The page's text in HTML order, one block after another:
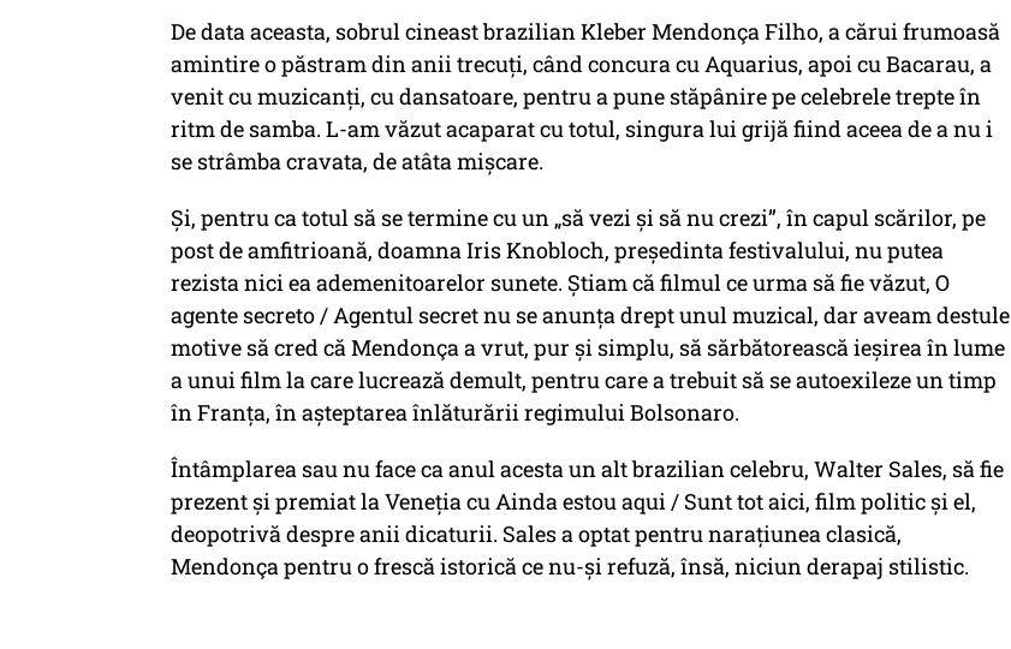
De data aceasta, sobrul cineast brazilian Kleber Mendonça Filho, a cărui frumoasă
amintire o păstram din anii trecuți, când concura cu Aquarius, apoi cu Bacarau, a
venit cu muzicanți, cu dansatoare, pentru a pune stăpânire pe celebrele trepte în
ritm de samba. L-am văzut acaparat cu totul, singura lui grijă fiind aceea de a nu i
se strâmba cravata, de atâta mișcare.
Și, pentru ca totul să se termine cu un „să vezi și să nu crezi”, în capul scărilor, pe
post de amfitrioană, doamna Iris Knobloch, președinta festivalului, nu putea
rezista nici ea ademenitoarelor sunete. Știam că filmul ce urma să fie văzut, O
agente secreto / Agentul secret nu se anunța drept unul muzical, dar aveam destule
motive să cred că Mendonça a vrut, pur și simplu, să sărbătorească ieșirea în lume
a unui film la care lucrează demult, pentru care a trebuit să se autoexileze un timp
în Franța, în așteptarea înlăturării regimului Bolsonaro.
Întâmplarea sau nu face ca anul acesta un alt brazilian celebru, Walter Sales, să fie
prezent și premiat la Veneția cu Ainda estou aqui / Sunt tot aici, film politic și el,
deopotrivă despre anii dicaturii. Sales a optat pentru narațiunea clasică,
Mendonça pentru o frescă istorică ce nu-și refuză, însă, niciun derapaj stilistic.